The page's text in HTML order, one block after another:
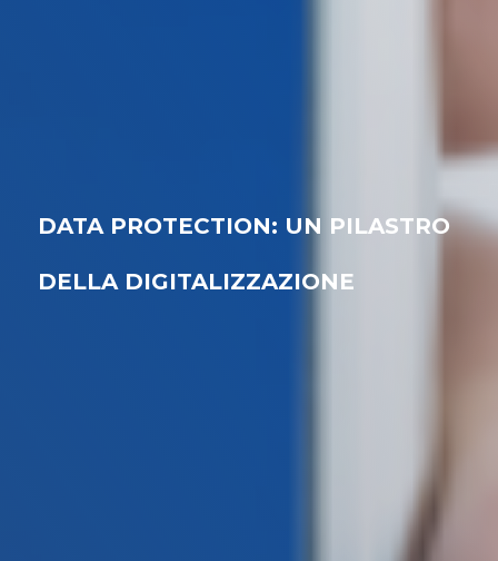
DATA PROTECTION: UN PILASTRO
DELLA DIGITALIZZAZIONE